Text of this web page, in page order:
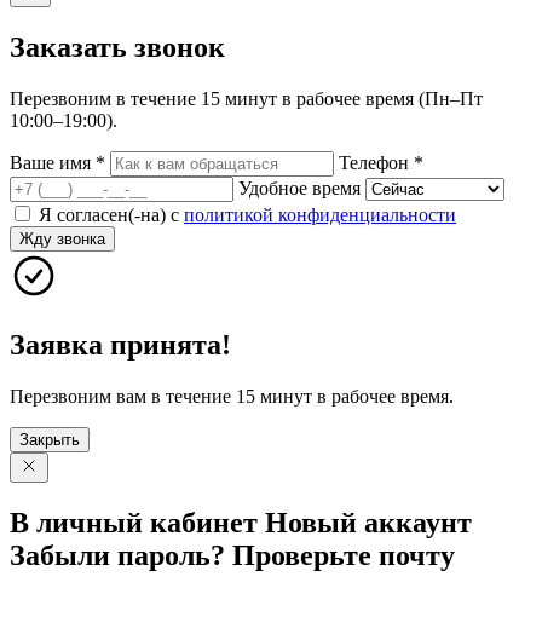
Заказать звонок
Перезвоним в течение 15 минут в рабочее время (Пн–Пт
10:00–19:00).
Ваше имя * Телефон *
Удобное время
Я согласен(-на) с политикой конфиденциальности
Жду звонка
Заявка принята!
Перезвоним вам в течение 15 минут в рабочее время.
Закрыть
В личный кабинет Новый аккаунт
Забыли пароль? Проверьте почту